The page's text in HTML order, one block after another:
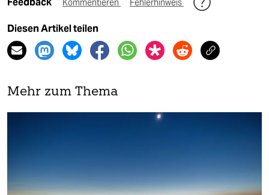
Feedback Kommentieren Fehlerhinweis
Diesen Artikel teilen
Mehr zum Thema